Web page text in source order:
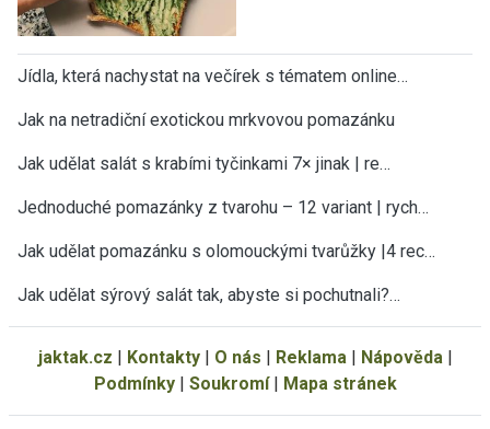
Jídla, která nachystat na večírek s tématem online…
Jak na netradiční exotickou mrkvovou pomazánku
Jak udělat salát s krabími tyčinkami 7× jinak | re…
Jednoduché pomazánky z tvarohu – 12 variant | rych…
Jak udělat pomazánku s olomouckými tvarůžky |4 rec…
Jak udělat sýrový salát tak, abyste si pochutnali?…
jaktak.cz | Kontakty| O nás | Reklama | Nápověda |
Podmínky| Soukromí| Mapa stránek